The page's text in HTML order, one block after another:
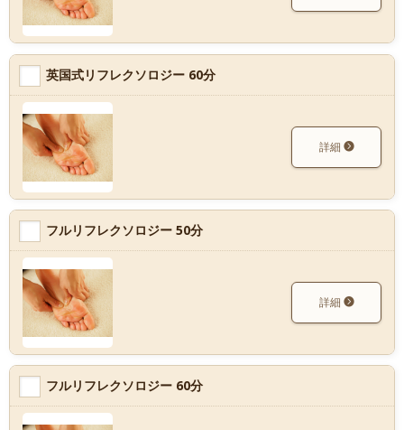
英国式リフレクソロジー 60分
詳細
フルリフレクソロジー 50分
詳細
フルリフレクソロジー 60分